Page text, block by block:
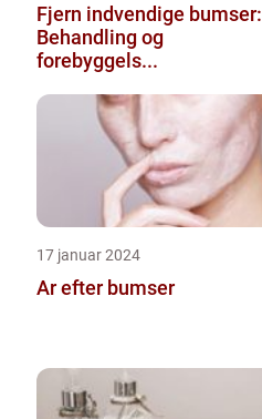
Fjern indvendige bumser:
Behandling og
forebyggels...
17 januar 2024
Ar efter bumser